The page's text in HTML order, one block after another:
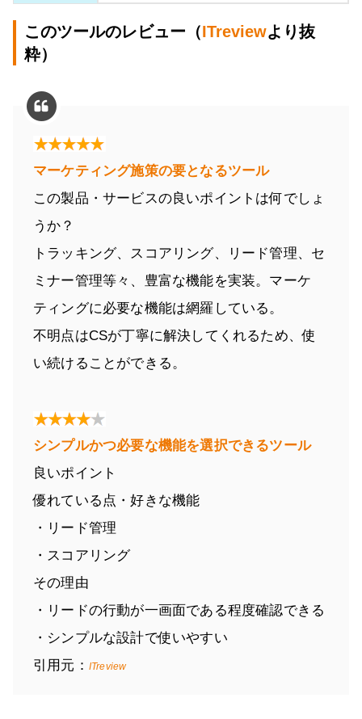
このツールのレビュー（ITreviewより抜
粋）
マーケティング施策の要となるツール
この製品・サービスの良いポイントは何でしょ
うか？
トラッキング、スコアリング、リード管理、セ
ミナー管理等々、豊富な機能を実装。マーケ
ティングに必要な機能は網羅している。
不明点はCSが丁寧に解決してくれるため、使
い続けることができる。
シンプルかつ必要な機能を選択できるツール
良いポイント
優れている点・好きな機能
・リード管理
・スコアリング
その理由
・リードの行動が一画面である程度確認できる
・シンプルな設計で使いやすい
引用元： ITreview